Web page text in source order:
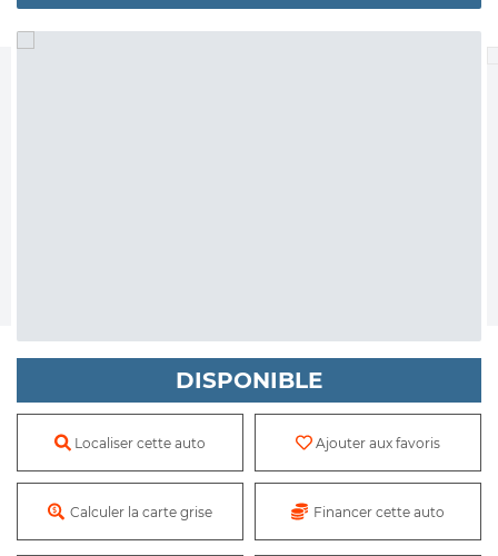
DISPONIBLE
Localiser cette auto Ajouter aux favoris
Calculer la carte grise Financer cette auto